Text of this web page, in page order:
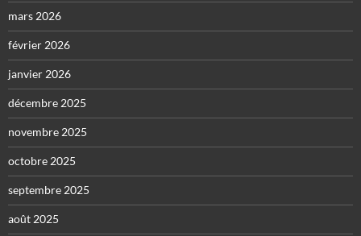
mars 2026
février 2026
janvier 2026
décembre 2025
novembre 2025
octobre 2025
septembre 2025
août 2025